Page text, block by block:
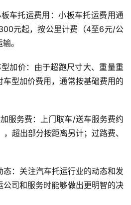
车托运费用：小板车托运费用通
元起，按公里计费（4至6元/公
。
加价：由于超跑尺寸大、重量重
型加价费用，通常按基础费用的
服务费：上门取车/送车服务费约
超出部分按距离另计；过路费、
态：关注汽车托运行业的动态和发
公司和服务时能够做出更明智的决